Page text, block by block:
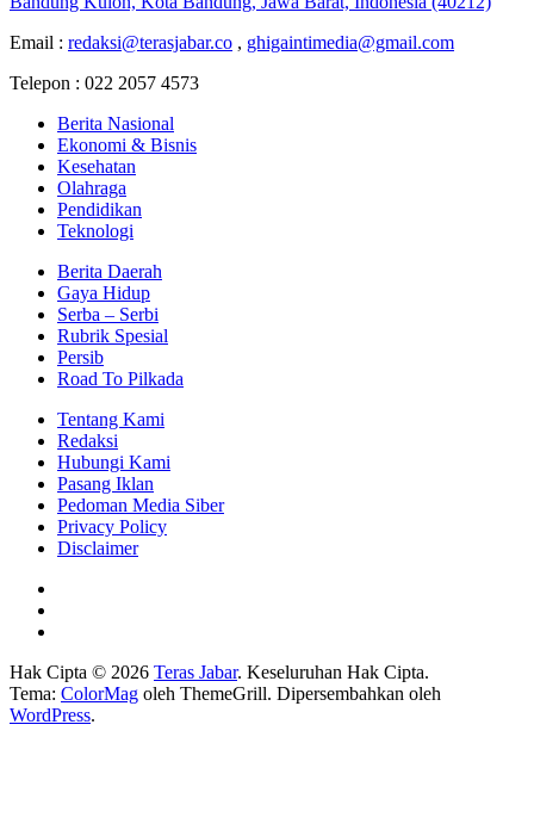
Email : redaksi@terasjabar.co , ghigaintimedia@gmail.com
Telepon : 022 2057 4573
Berita Nasional
Ekonomi & Bisnis
Kesehatan
Olahraga
Pendidikan
Teknologi
Berita Daerah
Gaya Hidup
Serba – Serbi
Rubrik Spesial
Persib
Road To Pilkada
Tentang Kami
Redaksi
Hubungi Kami
Pasang Iklan
Pedoman Media Siber
Privacy Policy
Disclaimer
Hak Cipta © 2026 Teras Jabar. Keseluruhan Hak Cipta.
Tema: ColorMag oleh ThemeGrill. Dipersembahkan oleh
WordPress.